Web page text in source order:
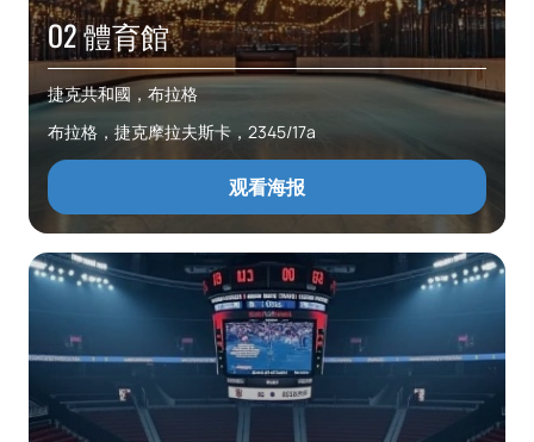
O2 體育館
捷克共和國，布拉格
布拉格，捷克摩拉夫斯卡，2345/17a
观看海报